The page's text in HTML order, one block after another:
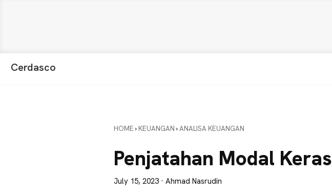
Cerdasco
HOME › KEUANGAN ›ANALISA KEUANGAN
Penjatahan Modal Keras
July 15, 2023 · Ahmad Nasrudin